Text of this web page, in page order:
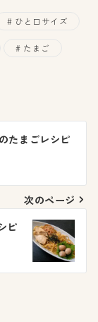
ひと口サイズ
たまご
たまごレシピ
次のページ
ピ